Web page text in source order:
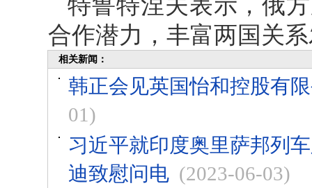
特鲁特涅夫表示，俄
合作潜力，丰富两国关
相关新闻：
韩正会见英国怡和控股有
01)
习近平就印度奥里萨邦列
迪致慰问电 (2023-06-03)